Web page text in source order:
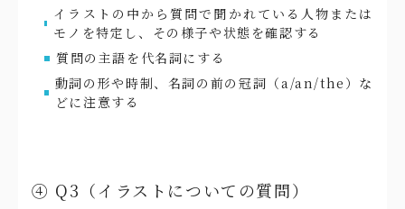
イラストの中から質問で聞かれている人物または
モノを特定し、その様子や状態を確認する
質問の主語を代名詞にする
動詞の形や時制、名詞の前の冠詞（a/an/the）な
どに注意する
④ Q3（イラストについての質問）